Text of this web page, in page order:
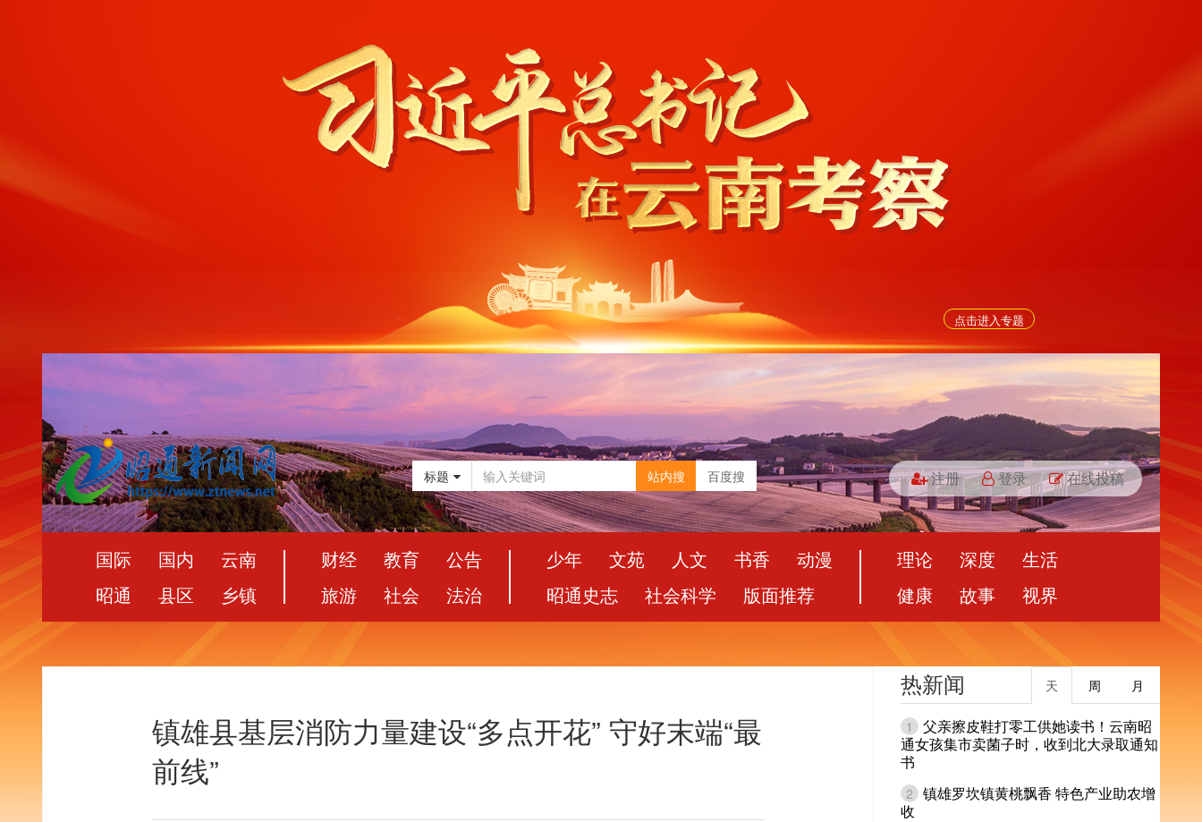
点击进入专题
标题 站内搜 百度搜 注册 登录 在线投稿
国际 国内
云南
昭通
县区 乡镇
财经 教育
公告
旅游
社会 法治
少年 文苑 人文 书香
动漫
昭通史志
社会科学 版面推荐
理论 深度
生活
健康
故事 视界
镇雄县基层消防力量建设“多点开花” 守好末端“最
前线”
热新闻 月
周
天
1
父亲擦皮鞋打零工供她读书！云南昭
通女孩集市卖菌子时，收到北大录取通知
书
2 镇雄罗坎镇黄桃飘香 特色产业助农增
收